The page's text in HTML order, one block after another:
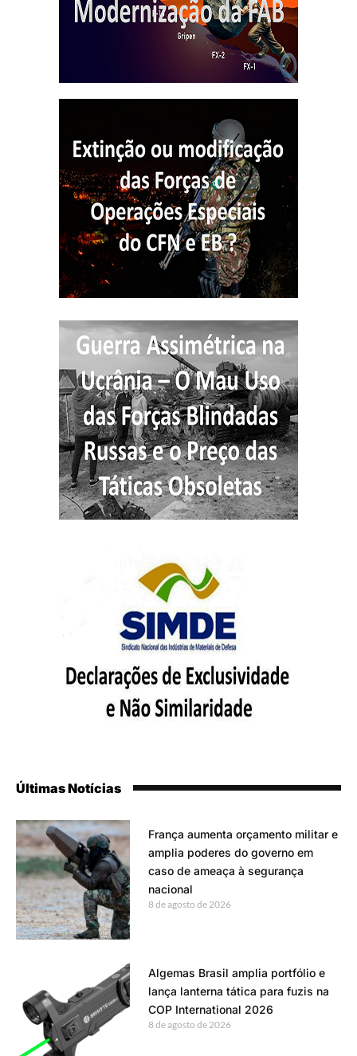
Últimas Notícias
França aumenta orçamento militar e
amplia poderes do governo em
caso de ameaça à segurança
nacional
8 de agosto de 2026
Algemas Brasil amplia portfólio e
lança lanterna tática para fuzis na
COP International 2026
8 de agosto de 2026